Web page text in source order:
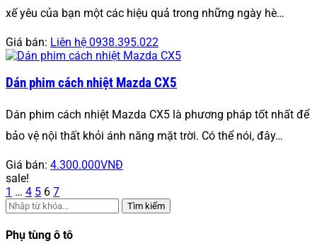
xế yêu của bạn một các hiệu quả trong những ngày hè…
Giá bán: Liên hệ 0938.395.022
Dán phim cách nhiệt Mazda CX5
Dán phim cách nhiệt Mazda CX5 là phương pháp tốt nhất để
bảo vệ nội thất khỏi ánh năng mặt trời. Có thể nói, đây…
Giá bán: 4.300.000VNĐ
sale!
1 … 4 5 6 7
Tìm kiếm
Phụ tùng ô tô